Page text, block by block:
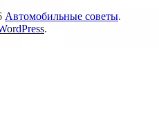
Автомобильные советы.
.